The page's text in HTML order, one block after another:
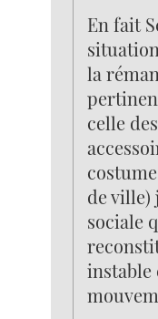
En fait
la
celle
de ville)
sociale
instable